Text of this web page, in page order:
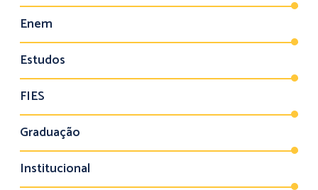
Enem
Estudos
FIES
Graduação
Institucional